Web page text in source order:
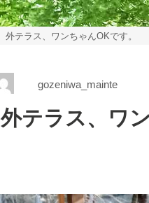
外テラス、ワンちゃんOKです。
gozeniwa_mainte
外テラス、ワ